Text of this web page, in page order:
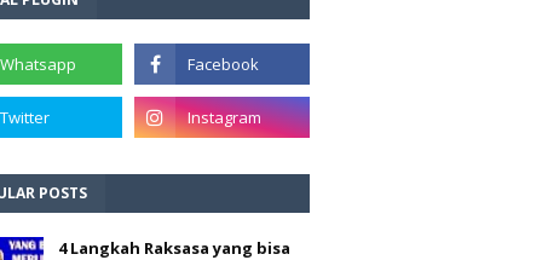
POSTS
4 Langkah Raksasa yang bisa